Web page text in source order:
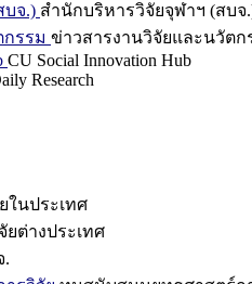
บจ.) สำนักบริหารวิจัยจุฬาฯ (สบจ
รรม ข่าวสารงานวิจัยและนวัตก
CU Social Innovation Hub
Research
ในประเทศ
ยต่างประเทศ
.